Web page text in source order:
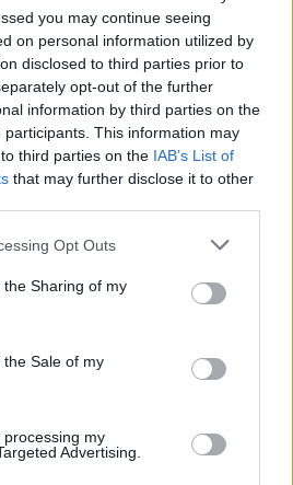
you may continue seeing
on personal information utilized by
disclosed to third parties prior to
opt-out of the further
information by third parties on the
participants. This information may
third parties on the IAB’s List of
that may further disclose it to other
Opt Outs
Sharing of my
Sale of my
my
Advertising.